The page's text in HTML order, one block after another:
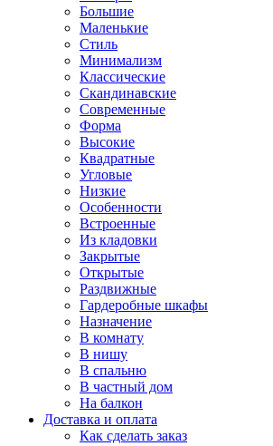
Большие
Маленькие
Стиль
Минимализм
Классические
Скандинавские
Современные
Форма
Высокие
Квадратные
Угловые
Низкие
Особенности
Встроенные
Из кладовки
Закрытые
Открытые
Раздвижные
Гардеробные шкафы
Назначение
В комнату
В нишу
В спальню
В частный дом
На балкон
Доставка и оплата
Как сделать заказ